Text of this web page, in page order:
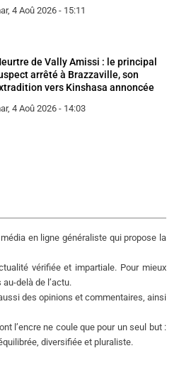
4 Aoû 2026 - 15:11
de Vally Amissi : le principal
arrêté à Brazzaville, son
vers Kinshasa annoncée
4 Aoû 2026 - 14:03
en ligne généraliste qui propose la
vérifiée et impartiale. Pour mieux
delà de l’actu.
des opinions et commentaires, ainsi
l’encre ne coule que pour un seul but :
diversifiée et pluraliste.